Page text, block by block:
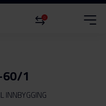
0
60/1
INNBYGGING